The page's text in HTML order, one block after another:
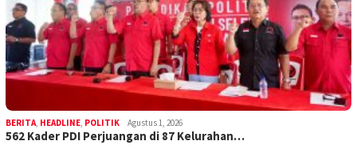
BERITA, HEADLINE, POLITIK Agustus 1, 2026
562 Kader PDI Perjuangan di 87 Kelurahan…